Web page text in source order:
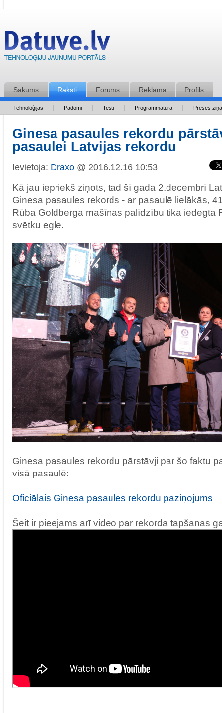
Sākums Raksti Forums Reklāma Profils
Tehnoloģijas Padomi Testi Programmatūra Preses
Ginesa pasaules rekordu
pasaulei Latvijas rekordu
Ievietoja: Draxo @ 2016.12.16 10:53
Kā jau iepriekš ziņots, tad šī gada 2.decembrī
Ginesa pasaules rekords - ar pasaulē lielākās,
Rūba Goldberga mašīnas palīdzību tika iedegta
svētku egle.
Ginesa pasaules rekordu pārstāvji par šo faktu
visā pasaulē:
Oficiālais Ginesa pasaules rekordu paziņojums
Šeit ir pieejams arī video par rekorda tapšanas